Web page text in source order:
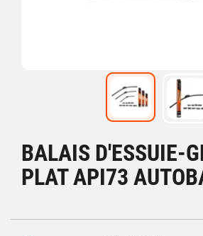
BALAIS D'ESSUIE-
PLAT API73